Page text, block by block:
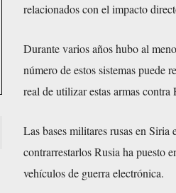
relacionados con el impacto
Durante varios años hubo al
número de estos sistemas puede
real de utilizar estas armas contra
Las bases militares rusas en Siria
contrarrestarlos Rusia ha puesto
vehículos de guerra electrónica.